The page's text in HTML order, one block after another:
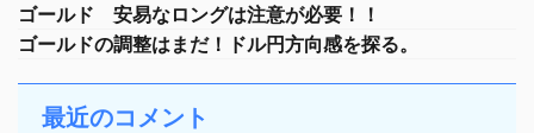
ゴールド 安易なロングは注意が必要！！
ゴールドの調整はまだ！ドル円方向感を探る。
最近のコメント